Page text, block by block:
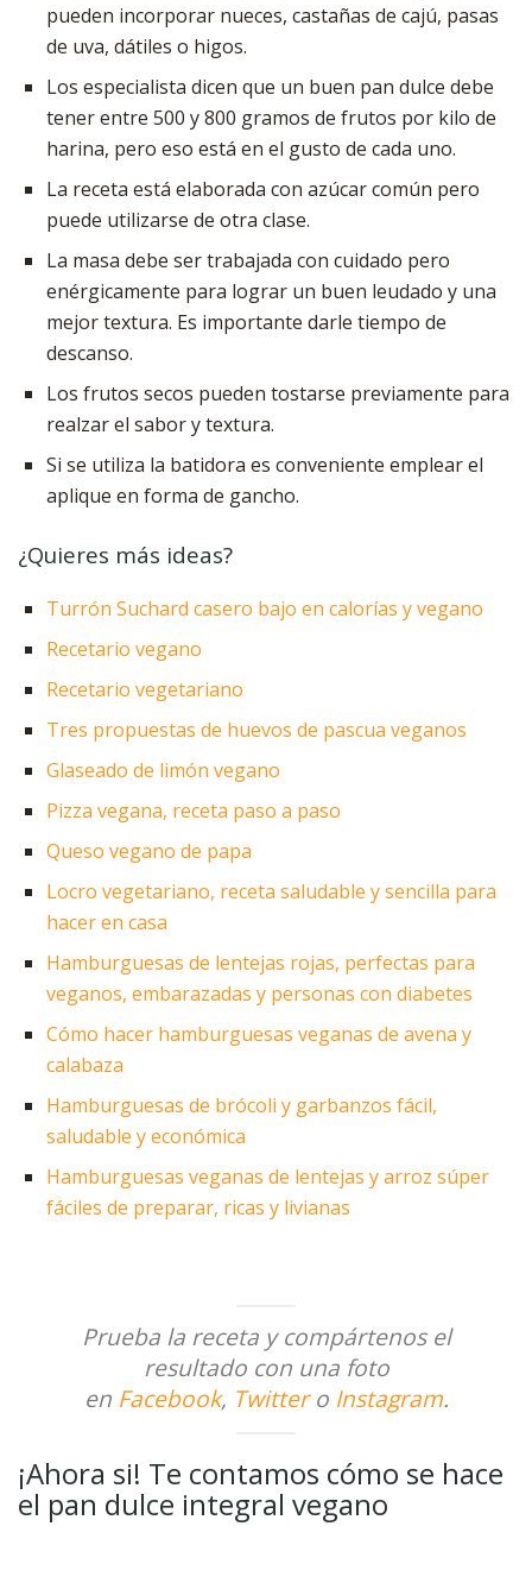
pueden incorporar nueces, castañas de cajú, pasas
de uva, dátiles o higos.
Los especialista dicen que un buen pan dulce debe
tener entre 500 y 800 gramos de frutos por kilo de
harina, pero eso está en el gusto de cada uno.
La receta está elaborada con azúcar común pero
puede utilizarse de otra clase.
La masa debe ser trabajada con cuidado pero
enérgicamente para lograr un buen leudado y una
mejor textura. Es importante darle tiempo de
descanso.
Los frutos secos pueden tostarse previamente para
realzar el sabor y textura.
Si se utiliza la batidora es conveniente emplear el
aplique en forma de gancho.
¿Quieres más ideas?
Turrón Suchard casero bajo en calorías y vegano
Recetario vegano
Recetario vegetariano
Tres propuestas de huevos de pascua veganos
Glaseado de limón vegano
Pizza vegana, receta paso a paso
Queso vegano de papa
Locro vegetariano, receta saludable y sencilla para
hacer en casa
Hamburguesas de lentejas rojas, perfectas para
veganos, embarazadas y personas con diabetes
Cómo hacer hamburguesas veganas de avena y
calabaza
Hamburguesas de brócoli y garbanzos fácil,
saludable y económica
Hamburguesas veganas de lentejas y arroz súper
fáciles de preparar, ricas y livianas
Prueba la receta y compártenos el
resultado con una foto
en Facebook, Twittero Instagram.
¡Ahora si! Te contamos cómo se hace
el pan dulce integral vegano